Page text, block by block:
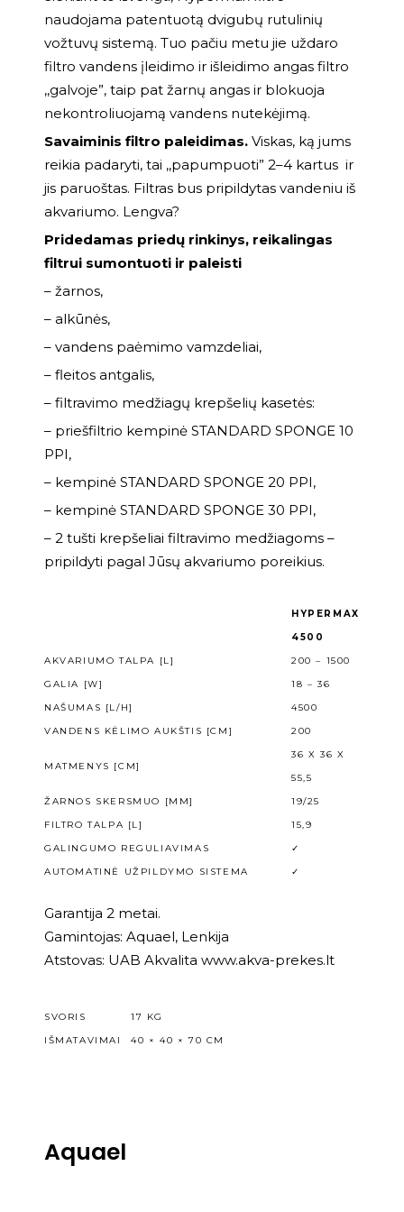
naudojama patentuotą dvigubų rutulinių
vožtuvų sistemą. Tuo pačiu metu jie uždaro
filtro vandens įleidimo ir išleidimo angas filtro
,,galvoje”, taip pat žarnų angas ir blokuoja
nekontroliuojamą vandens nutekėjimą.
Savaiminis filtro paleidimas. Viskas, ką jums
reikia padaryti, tai ,,papumpuoti” 2–4 kartus ir
jis paruoštas. Filtras bus pripildytas vandeniu iš
akvariumo. Lengva?
Pridedamas priedų rinkinys, reikalingas
filtrui sumontuoti ir paleisti
– žarnos,
– alkūnės,
– vandens paėmimo vamzdeliai,
– fleitos antgalis,
– filtravimo medžiagų krepšelių kasetės:
– priešfiltrio kempinė STANDARD SPONGE 10
PPI,
– kempinė STANDARD SPONGE 20 PPI,
– kempinė STANDARD SPONGE 30 PPI,
– 2 tušti krepšeliai filtravimo medžiagoms –
pripildyti pagal Jūsų akvariumo poreikius.
HYPERMAX
4500
AKVARIUMO TALPA [L]
200 – 1500
GALIA [W]
18 – 36
NAŠUMAS [L/H]
4500
VANDENS KĖLIMO AUKŠTIS [CM]
200
MATMENYS [CM]
36 X 36 X
55,5
ŽARNOS SKERSMUO [MM]
19/25
FILTRO TALPA [L]
15,9
GALINGUMO REGULIAVIMAS
✓
AUTOMATINĖ UŽPILDYMO SISTEMA
✓
Garantija 2 metai.
Gamintojas: Aquael, Lenkija
Atstovas: UAB Akvalita www.akva-prekes.lt
SVORIS
17 KG
IŠMATAVIMAI
40 × 40 × 70 CM
Aquael